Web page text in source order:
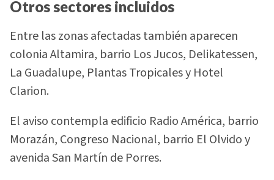
Otros sectores incluidos
Entre las zonas afectadas también aparecen
colonia Altamira, barrio Los Jucos, Delikatessen,
La Guadalupe, Plantas Tropicales y Hotel
Clarion.
El aviso contempla edificio Radio América, barrio
Morazán, Congreso Nacional, barrio El Olvido y
avenida San Martín de Porres.